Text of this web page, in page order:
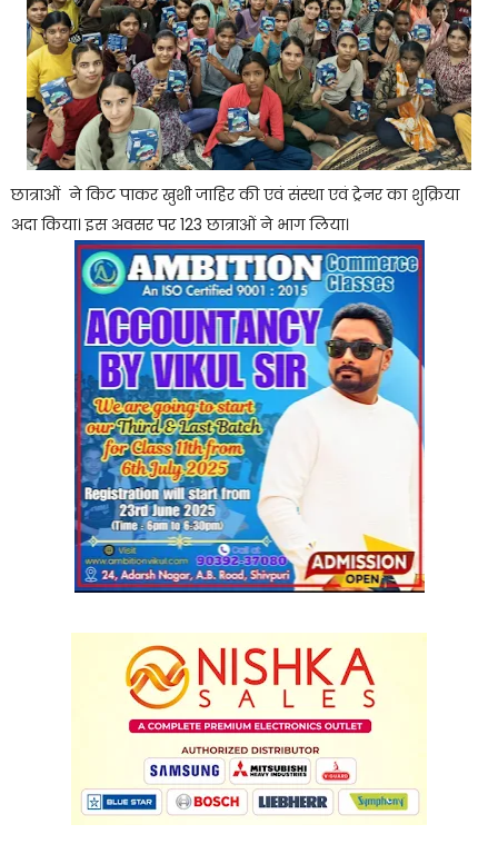
छात्राओं ने किट पाकर खुशी जाहिर की एवं संस्था एवं ट्रेनर का शुक्रिया
अदा किया। इस अवसर पर 123 छात्राओं ने भाग लिया।